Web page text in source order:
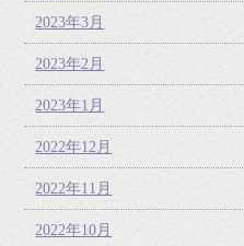
2023年3月
2023年2月
2023年1月
2022年12月
2022年11月
2022年10月